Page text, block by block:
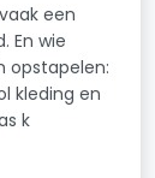
een
En wie
opstapelen:
kleding en
k